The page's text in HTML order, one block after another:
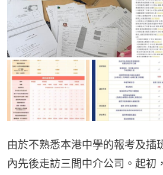
由於不熟悉本港中學的報考及插
內先後走訪三間中介公司。起初